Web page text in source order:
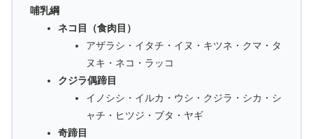
哺乳綱
ネコ目（食肉目）
アザラシ・イタチ・イヌ・キツネ・クマ・タ
ヌキ・ネコ・ラッコ
クジラ偶蹄目
イノシシ・イルカ・ウシ・クジラ・シカ・シ
ャチ・ヒツジ・ブタ・ヤギ
奇蹄目